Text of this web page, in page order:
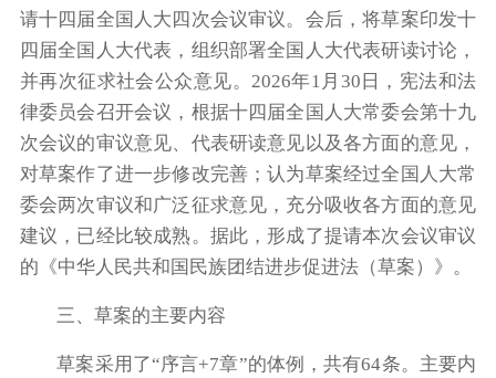
请十四届全国人大四次会议审议。会后，将草案印发十
四届全国人大代表，组织部署全国人大代表研读讨论，
并再次征求社会公众意见。2026年1月30日，宪法和法
律委员会召开会议，根据十四届全国人大常委会第十九
次会议的审议意见、代表研读意见以及各方面的意见，
对草案作了进一步修改完善；认为草案经过全国人大常
委会两次审议和广泛征求意见，充分吸收各方面的意见
建议，已经比较成熟。据此，形成了提请本次会议审议
的《中华人民共和国民族团结进步促进法（草案）》。
三、草案的主要内容
草案采用了“序言+7章”的体例，共有64条。主要内